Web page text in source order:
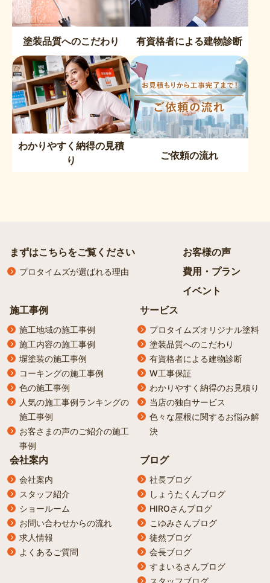
塗装品質へのこだわり 有資格者による建物診断
わかりやすく納得の見積
り
ご依頼の流れ
まずはこちらをご覧ください
プロタイムズが選ばれる理由
お客様の声
費用・プラン
イベント
施工事例
施工地域の施工事例
施工内容の施工事例
塀塗装の施工事例
コーキングの施工事例
色の施工事例
人気の施工事例ランキングの
施工事例
お客さまの声のご紹介の施工
事例
サービス
プロタイムズオリジナル塗料
塗装品質へのこだわり
有資格者による建物診断
W工事保証
わかりやすく納得のお見積り
当店の独自サービス
色々な屋根に関するお悩み解
決
会社案内
会社案内
スタッフ紹介
ショールーム
お問い合わせからの流れ
求人情報
よくあるご質問
ブログ
社長ブログ
しょうたくんブログ
HIROさんブログ
こゆみさんブログ
徒然ブログ
会長ブログ
すまいるさんブログ
スタッフブログ